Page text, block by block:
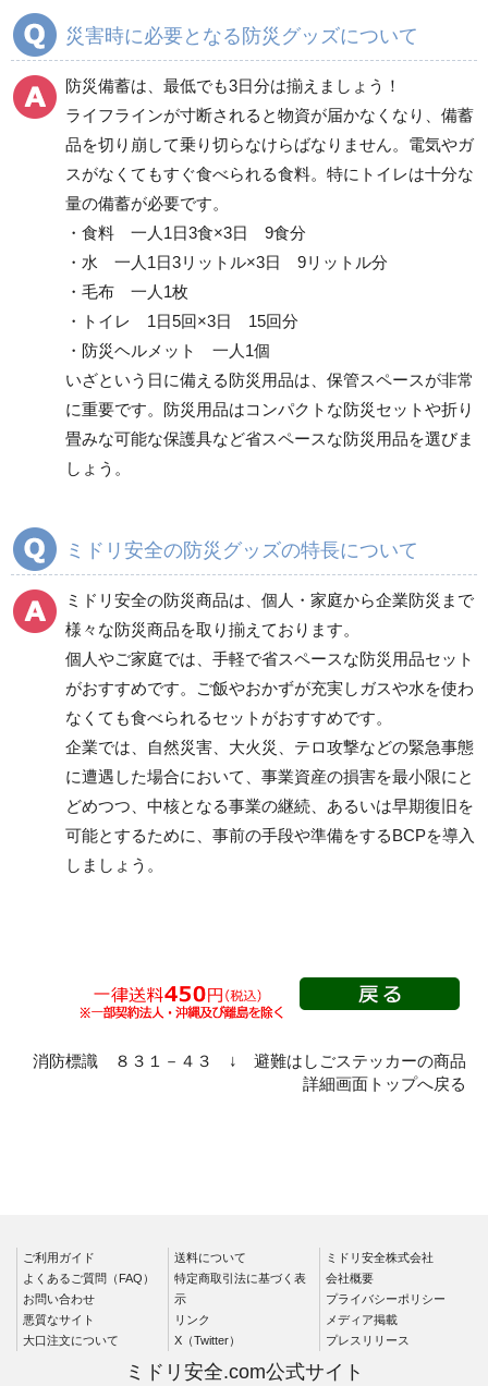
その他
災害時に必要となる防災グッズについて
防災備蓄は、最低でも3日分は揃えましょう！
ライフラインが寸断されると物資が届かなくなり、備蓄
品を切り崩して乗り切らなけらばなりません。電気やガ
スがなくてもすぐ食べられる食料。特にトイレは十分な
量の備蓄が必要です。
・食料 一人1日3食×3日 9食分
・水 一人1日3リットル×3日 9リットル分
・毛布 一人1枚
・トイレ 1日5回×3日 15回分
・防災ヘルメット 一人1個
いざという日に備える防災用品は、保管スペースが非常
に重要です。防災用品はコンパクトな防災セットや折り
畳みな可能な保護具など省スペースな防災用品を選びま
しょう。
ミドリ安全の防災グッズの特長について
ミドリ安全の防災商品は、個人・家庭から企業防災まで
様々な防災商品を取り揃えております。
個人やご家庭では、手軽で省スペースな防災用品セット
がおすすめです。ご飯やおかずが充実しガスや水を使わ
なくても食べられるセットがおすすめです。
企業では、自然災害、大火災、テロ攻撃などの緊急事態
に遭遇した場合において、事業資産の損害を最小限にと
どめつつ、中核となる事業の継続、あるいは早期復旧を
可能とするために、事前の手段や準備をするBCPを導入
しましょう。
消防標識 ８３１－４３ ↓ 避難はしごステッカーの商品
詳細画面トップへ戻る
ご利用ガイド
よくあるご質問（FAQ）
お問い合わせ
悪質なサイト
大口注文について
送料について
特定商取引法に基づく表
示
リンク
X（Twitter）
ミドリ安全株式会社
会社概要
プライバシーポリシー
メディア掲載
プレスリリース
ミドリ安全.com公式サイト